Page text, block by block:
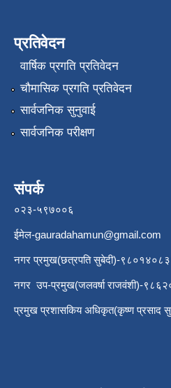
प्रतिवेदन
वार्षिक प्रगति प्रतिवेदन
चौमासिक प्रगति प्रतिवेदन
सार्वजनिक सुनुवाई
सार्वजनिक परीक्षण
संपर्क
०२३-५९७००६
ईमेल-gauradahamun@gmail.com
नगर प्रमुख(छत्रपति सुबेदी)-
नगर उप-प्रमुख(जलवर्षा राजवंशी)-
प्रमुख प्रशासकिय अधिकृत(कृष्ण प्रसाद